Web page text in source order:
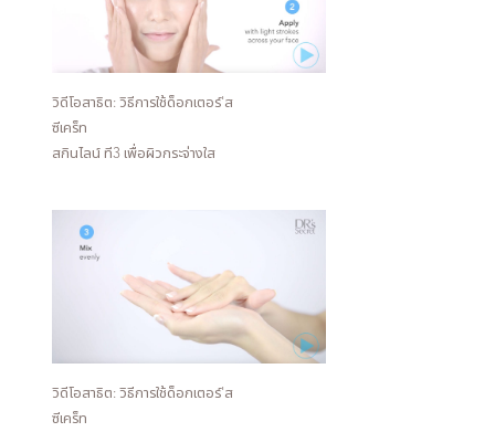
วิดีโอสาธิต: วิธีการใช้ด็อกเตอร์'ส
ซีเคร็ท
สกินไลน์ ที3 เพื่อผิวกระจ่างใส
วิดีโอสาธิต: วิธีการใช้ด็อกเตอร์'ส
ซีเคร็ท